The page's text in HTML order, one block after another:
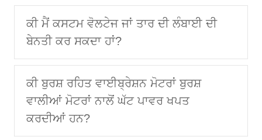
ਕੀ ਮੈਂ ਕਸਟਮ ਵੋਲਟੇਜ ਜਾਂ ਤਾਰ ਦੀ ਲੰਬਾਈ ਦੀ
ਬੇਨਤੀ ਕਰ ਸਕਦਾ ਹਾਂ?
ਕੀ ਬੁਰਸ਼ ਰਹਿਤ ਵਾਈਬ੍ਰੇਸ਼ਨ ਮੋਟਰਾਂ ਬੁਰਸ਼
ਵਾਲੀਆਂ ਮੋਟਰਾਂ ਨਾਲੋਂ ਘੱਟ ਪਾਵਰ ਖਪਤ
ਕਰਦੀਆਂ ਹਨ?